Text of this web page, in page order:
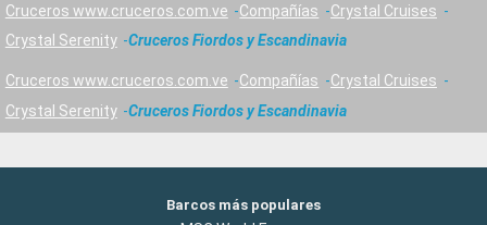
Cruceros www.cruceros.com.ve Compañías
Crystal Cruises
Crystal Serenity
Cruceros Fiordos y Escandinavia
Cruceros www.cruceros.com.ve Compañías
Crystal Cruises
Crystal Serenity
Cruceros Fiordos y Escandinavia
Barcos más populares